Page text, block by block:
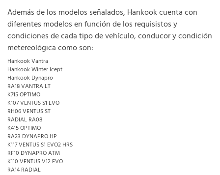
Además de los modelos señalados, Hankook cuenta con
diferentes modelos en función de los requisistos y
condiciones de cada tipo de vehículo, conducor y condición
metereológica como son:
Hankook Vantra
Hankook Winter Icept
Hankook Dynapro
RA18 VANTRA LT
K715 OPTIMO
K107 VENTUS S1 EVO
RH06 VENTUS ST
RADIAL RA08
K415 OPTIMO
RA23 DYNAPRO HP
K117 VENTUS S1 EVO2 HRS
RF10 DYNAPRO ATM
K110 VENTUS V12 EVO
RA14 RADIAL